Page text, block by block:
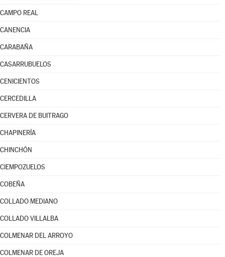
CAMPO REAL
CANENCIA
CARABAÑA
CASARRUBUELOS
CENICIENTOS
CERCEDILLA
CERVERA DE BUITRAGO
CHAPINERÍA
CHINCHÓN
CIEMPOZUELOS
COBEÑA
COLLADO MEDIANO
COLLADO VILLALBA
COLMENAR DEL ARROYO
COLMENAR DE OREJA